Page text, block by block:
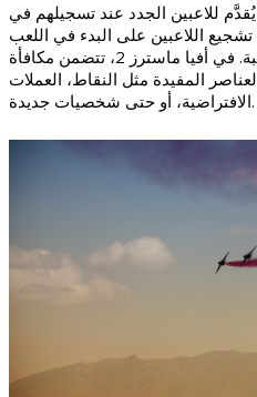
للاعبين الجدد عند تسجيلهم في
اللاعبين على البدء في اللعب
واستكشاف جميع ميزات اللعبة. في أفيا ماسترز 2، تتضمن مكافأة
المفيدة مثل النقاط، العملات
الافتراضية، أو حتى شخصيات جديدة.